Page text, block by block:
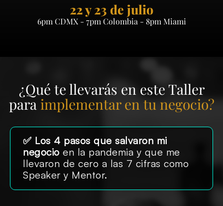
22 y 23 de julio
6pm CDMX - 7pm Colombia - 8pm Miami
¿Qué te llevarás en este Taller
para implementar en tu negocio?
✅ Los 4 pasos que salvaron mi
negocio en la pandemia y que me
llevaron de cero a las 7 cifras como
Speaker y Mentor.